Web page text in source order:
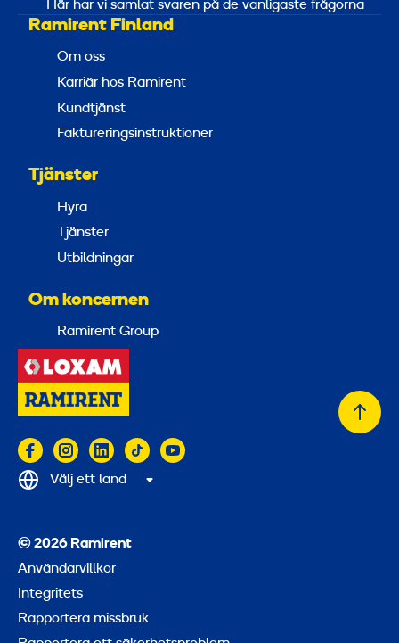
Här har vi samlat svaren på de vanligaste frågorna
Ramirent Finland
Om oss
Karriär hos Ramirent
Kundtjänst
Faktureringsinstruktioner
Tjänster
Hyra
Tjänster
Utbildningar
Om koncernen
Ramirent Group
© 2026 Ramirent
Användarvillkor
Integritets
Rapportera missbruk
Välj ett land